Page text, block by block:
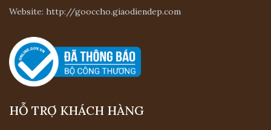
Website: http://gooccho.giaodiendep.com
HỖ TRỢ KHÁCH HÀNG